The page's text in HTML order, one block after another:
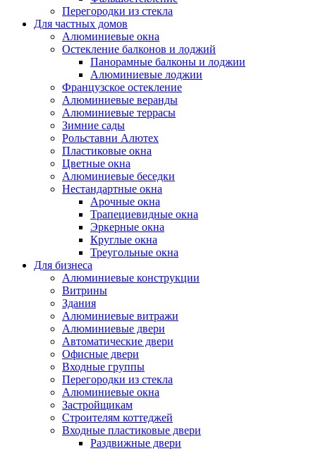
Перегородки из стекла
Для частных домов
Алюминиевые окна
Остекление балконов и лоджий
Панорамные балконы и лоджии
Алюминиевые лоджии
Французское остекление
Алюминиевые веранды
Алюминиевые террасы
Зимние сады
Рольставни Алютех
Пластиковые окна
Цветные окна
Алюминиевые беседки
Нестандартные окна
Арочные окна
Трапециевидные окна
Эркерные окна
Круглые окна
Треугольные окна
Для бизнеса
Алюминиевые конструкции
Витрины
Здания
Алюминиевые витражи
Алюминиевые двери
Автоматические двери
Офисные двери
Входные группы
Перегородки из стекла
Алюминиевые окна
Застройщикам
Строителям коттеджей
Входные пластиковые двери
Раздвижные двери